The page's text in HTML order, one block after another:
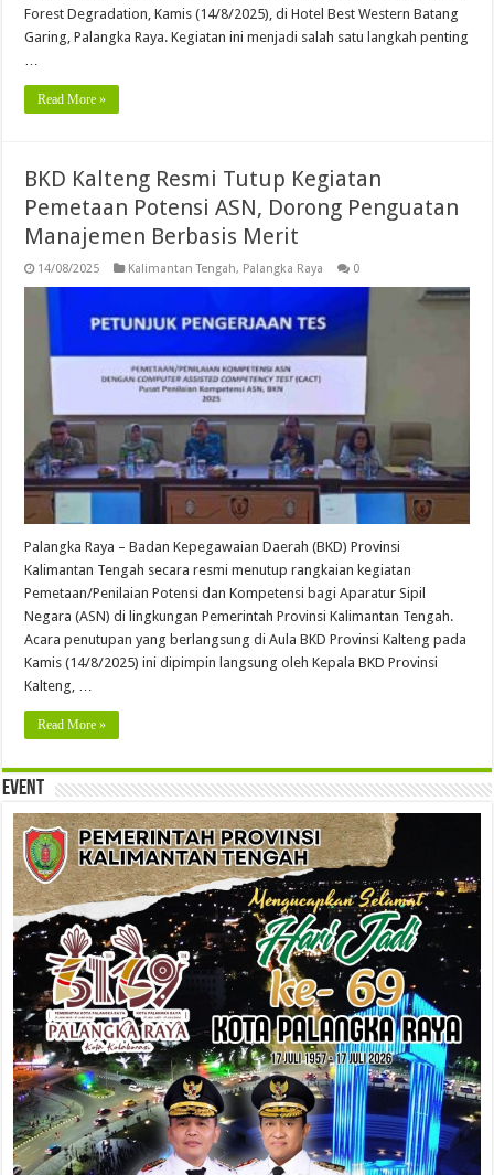
Forest Degradation, Kamis (14/8/2025), di Hotel Best Western Batang
Garing, Palangka Raya. Kegiatan ini menjadi salah satu langkah penting
Read More »
BKD Kalteng Resmi Tutup Kegiatan
Pemetaan Potensi ASN, Dorong Penguatan
Manajemen Berbasis Merit
14/08/2025 Kalimantan Tengah, Palangka Raya 0
Palangka Raya – Badan Kepegawaian Daerah (BKD) Provinsi
Kalimantan Tengah secara resmi menutup rangkaian kegiatan
Pemetaan/Penilaian Potensi dan Kompetensi bagi Aparatur Sipil
Negara (ASN) di lingkungan Pemerintah Provinsi Kalimantan Tengah.
Acara penutupan yang berlangsung di Aula BKD Provinsi Kalteng pada
Kamis (14/8/2025) ini dipimpin langsung oleh Kepala BKD Provinsi
Kalteng, …
Read More »
Event